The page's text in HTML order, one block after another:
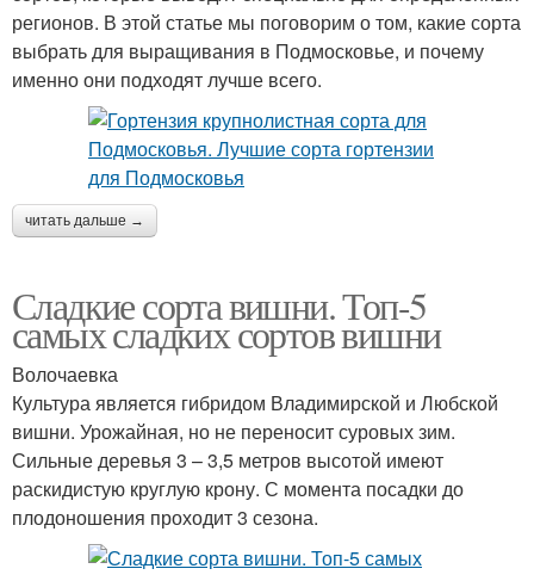
регионов. В этой статье мы поговорим о том, какие сорта
выбрать для выращивания в Подмосковье, и почему
именно они подходят лучше всего.
читать дальше →
Сладкие сорта вишни. Топ-5
самых сладких сортов вишни
Волочаевка
Культура является гибридом Владимирской и Любской
вишни. Урожайная, но не переносит суровых зим.
Сильные деревья 3 – 3,5 метров высотой имеют
раскидистую круглую крону. С момента посадки до
плодоношения проходит 3 сезона.